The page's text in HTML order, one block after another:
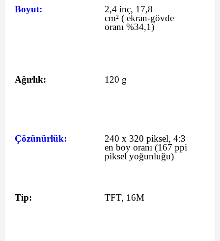
Boyut:
2,4 inç, 17,8
cm² ( ekran-gövde
oranı %34,1)
Ağırlık: 120 g
Çözünürlük:
240 x 320 piksel, 4:3
en boy oranı (167 ppi
piksel yoğunluğu)
Tip: TFT, 16M